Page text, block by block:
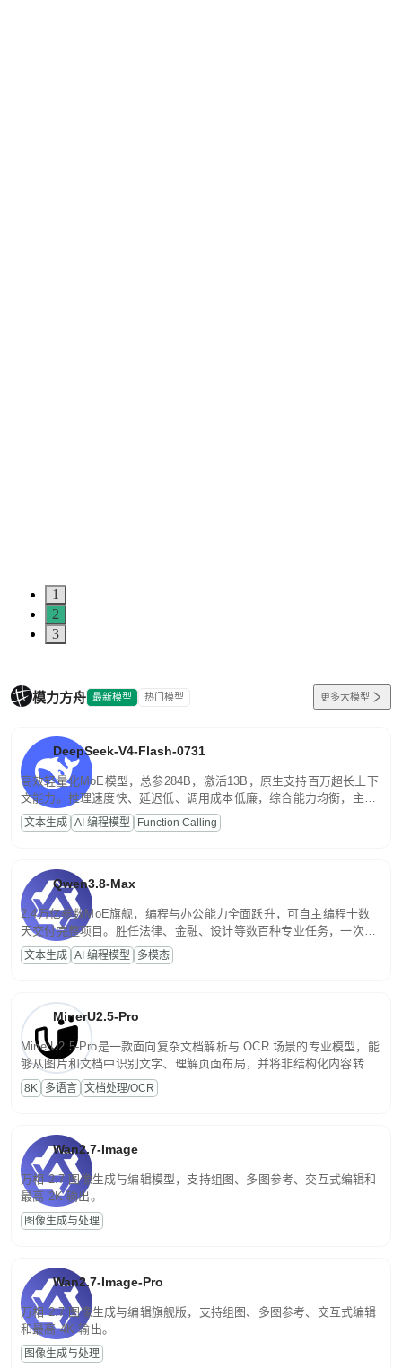
1
2
3
模力方舟 最新模型 热门模型 更多大模型
DeepSeek-V4-Flash-0731
高效轻量化MoE模型，总参284B，激活13B，原生支持百万超长上下
文能力。推理速度快、延迟低、调用成本低廉，综合能力均衡，主打
高并发、轻量化任务，适合日常对话、内容创作、基础 RAG、批量
文案处理等普惠刚需场景。
文本生成 AI 编程模型 Function Calling
Qwen3.8-Max
2.4万亿参数MoE旗舰，编程与办公能力全面跃升，可自主编程十数
天交付完整项目。胜任法律、金融、设计等数百种专业任务，一次对
话端到端交付生产级成果。原生视觉理解贯穿规划、执行与验证全流
程，支持超长文档与长视频的深度语义解析。长程任务中自主规划与
文本生成 AI 编程模型 多模态
MinerU2.5-Pro
MinerU2.5-Pro是一款面向复杂文档解析与 OCR 场景的专业模型，能
够从图片和文档中识别文字、理解页面布局，并将非结构化内容转换
为便于存储、检索和二次处理的结构化结果。
8K 多语言 文档处理/OCR
Wan2.7-Image
万相 2.7 图像生成与编辑模型，支持组图、多图参考、交互式编辑和
最高 2K 输出。
图像生成与处理
Wan2.7-Image-Pro
万相 2.7 图像生成与编辑旗舰版，支持组图、多图参考、交互式编辑
和最高 4K 输出。
图像生成与处理